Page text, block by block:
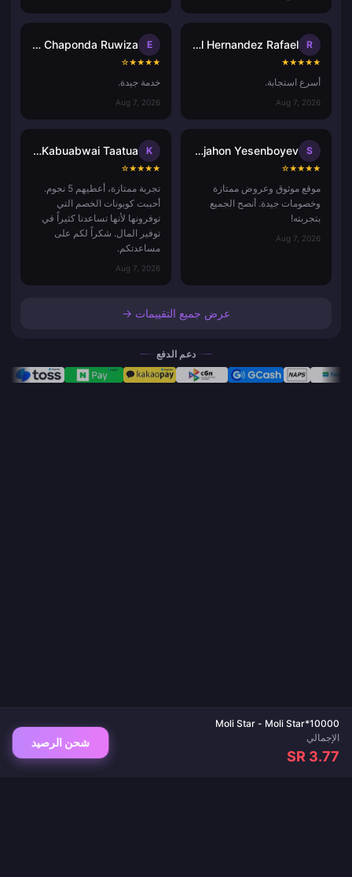
Moli Star - Moli Star*10000
الإجمالي
SR 3.77
شحن الرصيد
R
Ricardo Noel Hernandez Rafael
★
★
★
★
★
أسرع استجابة.
Aug 7, 2026
E
Ennie Brenda Chaponda Ruwiza
★
★
★
★
☆
خدمة جيدة.
Aug 7, 2026
S
shoxjahon Yesenboyev
★
★
★
★
☆
موقع موثوق وعروض ممتازة
وخصومات جيدة. أنصح الجميع
بتجربته!
Aug 7, 2026
K
Kawaua Kabuabwai Taatua
★
★
★
★
☆
تجربة ممتازة، أعطيهم 5 نجوم.
أحببت كوبونات الخصم التي
توفرونها لأنها تساعدنا كثيراً في
توفير المال. شكراً لكم على
مساعدتكم.
Aug 7, 2026
عرض جميع التقييمات →
دعم الدفع